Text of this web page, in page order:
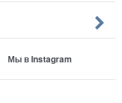
Мы в Instagram